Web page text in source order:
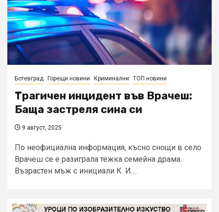
Ботевград Горещи новини Криминални ТОП новини
Трагичен инцидент във Врачеш:
Баща застреля сина си
9 август, 2025
По неофициална информация, късно снощи в село
Врачеш се е разиграла тежка семейна драма.
Възрастен мъж с инициали К. И....